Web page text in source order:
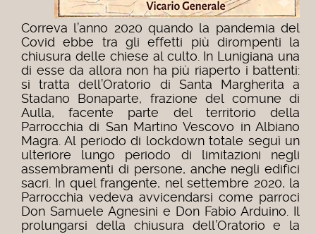
Correva l’anno 2020 quando la pandemia del
Covid ebbe tra gli effetti più dirompenti la
chiusura delle chiese al culto. In Lunigiana una
di esse da allora non ha più riaperto i battenti:
si tratta dell’Oratorio di Santa Margherita a
Stadano Bonaparte, frazione del comune di
Aulla, facente parte del territorio della
Parrocchia di San Martino Vescovo in Albiano
Magra. Al periodo di lockdown totale seguì un
ulteriore lungo periodo di limitazioni negli
assembramenti di persone, anche negli edifici
sacri. In quel frangente, nel settembre 2020, la
Parrocchia vedeva avvicendarsi come parroci
Don Samuele Agnesini e Don Fabio Arduino. Il
prolungarsi della chiusura dell’Oratorio e la